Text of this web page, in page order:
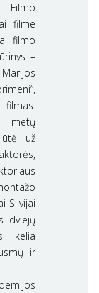
Filmo
filme
filmo
–
filmas.
metų
už
Silvijai
dviejų
kelia
ir